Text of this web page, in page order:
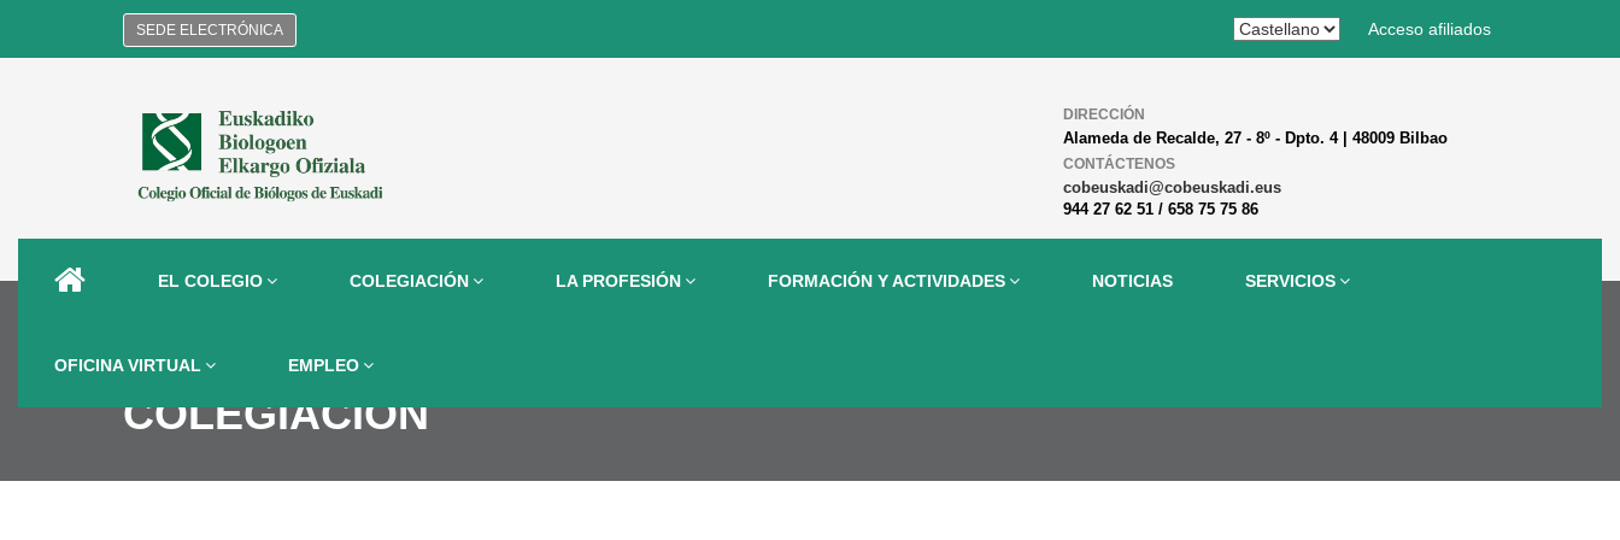
SEDE ELECTRÓNICA Acceso afiliados
DIRECCIÓN
Alameda de Recalde, 27 - 8º - Dpto. 4 | 48009 Bilbao
CONTÁCTENOS
cobeuskadi@cobeuskadi.eus
944 27 62 51 / 658 75 75 86
EL COLEGIO COLEGIACIÓN LA PROFESIÓN FORMACIÓN Y ACTIVIDADES NOTICIAS SERVICIOS
OFICINA VIRTUAL EMPLEO
COLEGIACIÓN